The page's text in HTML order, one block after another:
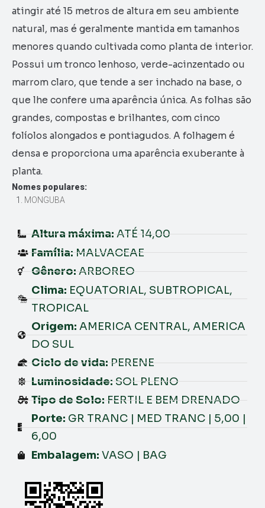
atingir até 15 metros de altura em seu ambiente
natural, mas é geralmente mantida em tamanhos
menores quando cultivada como planta de interior.
Possui um tronco lenhoso, verde-acinzentado ou
marrom claro, que tende a ser inchado na base, o
que lhe confere uma aparência única. As folhas são
grandes, compostas e brilhantes, com cinco
folíolos alongados e pontiagudos. A folhagem é
densa e proporciona uma aparência exuberante à
planta.
Nomes populares:
MONGUBA
Altura máxima: ATÉ 14,00
Família: MALVACEAE
Gênero: ARBOREO
Clima: EQUATORIAL, SUBTROPICAL,
TROPICAL
Origem: AMERICA CENTRAL, AMERICA
DO SUL
Ciclo de vida: PERENE
Luminosidade: SOL PLENO
Tipo de Solo: FERTIL E BEM DRENADO
Porte: GR TRANC | MED TRANC | 5,00 |
6,00
Embalagem: VASO | BAG